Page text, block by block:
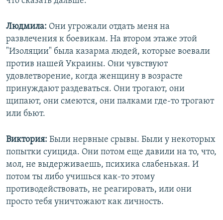
Людмила: Они угрожали отдать меня на
развлечения к боевикам. На втором этаже этой
"Изоляции" была казарма людей, которые воевали
против нашей Украины. Они чувствуют
удовлетворение, когда женщину в возрасте
принуждают раздеваться. Они трогают, они
щипают, они смеются, они палками где-то трогают
или бьют.
Виктория: Были нервные срывы. Были у некоторых
попытки суицида. Они потом еще давили на то, что,
мол, не выдерживаешь, психика слабенькая. И
потом ты либо учишься как-то этому
противодействовать, не реагировать, или они
просто тебя уничтожают как личность.